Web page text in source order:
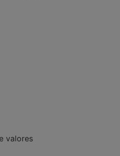
valores